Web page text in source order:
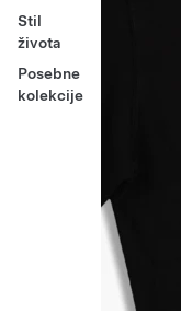
Stil
života
Posebne
kolekcije